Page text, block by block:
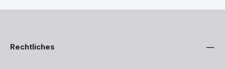
Rechtliches